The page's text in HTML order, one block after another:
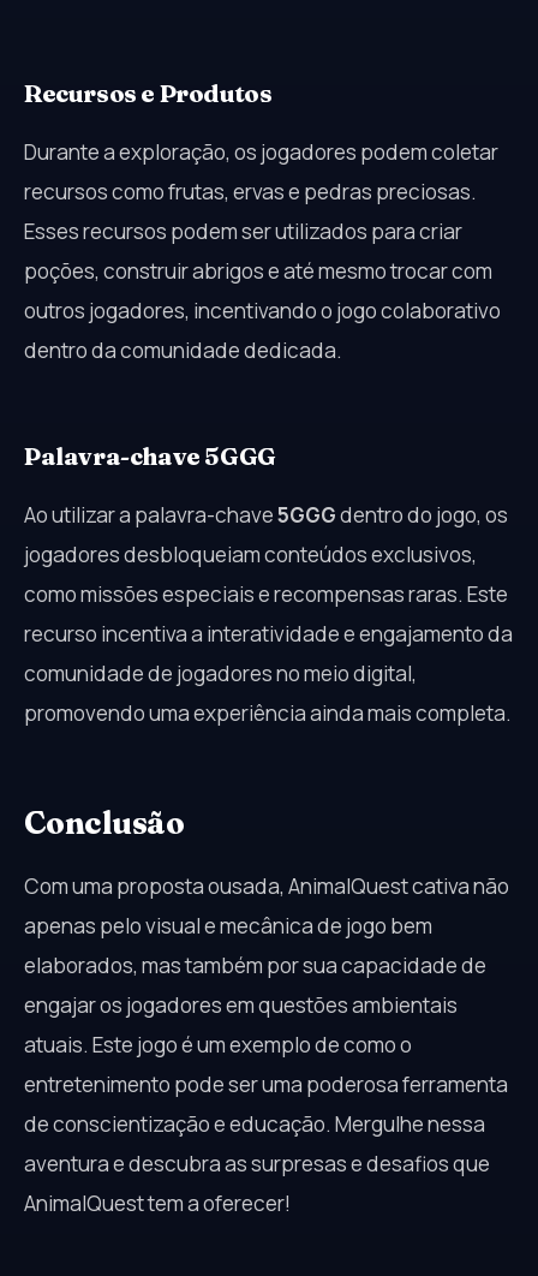
Recursos e Produtos
Durante a exploração, os jogadores podem coletar
recursos como frutas, ervas e pedras preciosas.
Esses recursos podem ser utilizados para criar
poções, construir abrigos e até mesmo trocar com
outros jogadores, incentivando o jogo colaborativo
dentro da comunidade dedicada.
Palavra-chave 5GGG
Ao utilizar a palavra-chave5GGGdentro do jogo, os
jogadores desbloqueiam conteúdos exclusivos,
como missões especiais e recompensas raras. Este
recurso incentiva a interatividade e engajamento da
comunidade de jogadores no meio digital,
promovendo uma experiência ainda mais completa.
Conclusão
Com uma proposta ousada, AnimalQuest cativa não
apenas pelo visual e mecânica de jogo bem
elaborados, mas também por sua capacidade de
engajar os jogadores em questões ambientais
atuais. Este jogo é um exemplo de como o
entretenimento pode ser uma poderosa ferramenta
de conscientização e educação. Mergulhe nessa
aventura e descubra as surpresas e desafios que
AnimalQuest tem a oferecer!